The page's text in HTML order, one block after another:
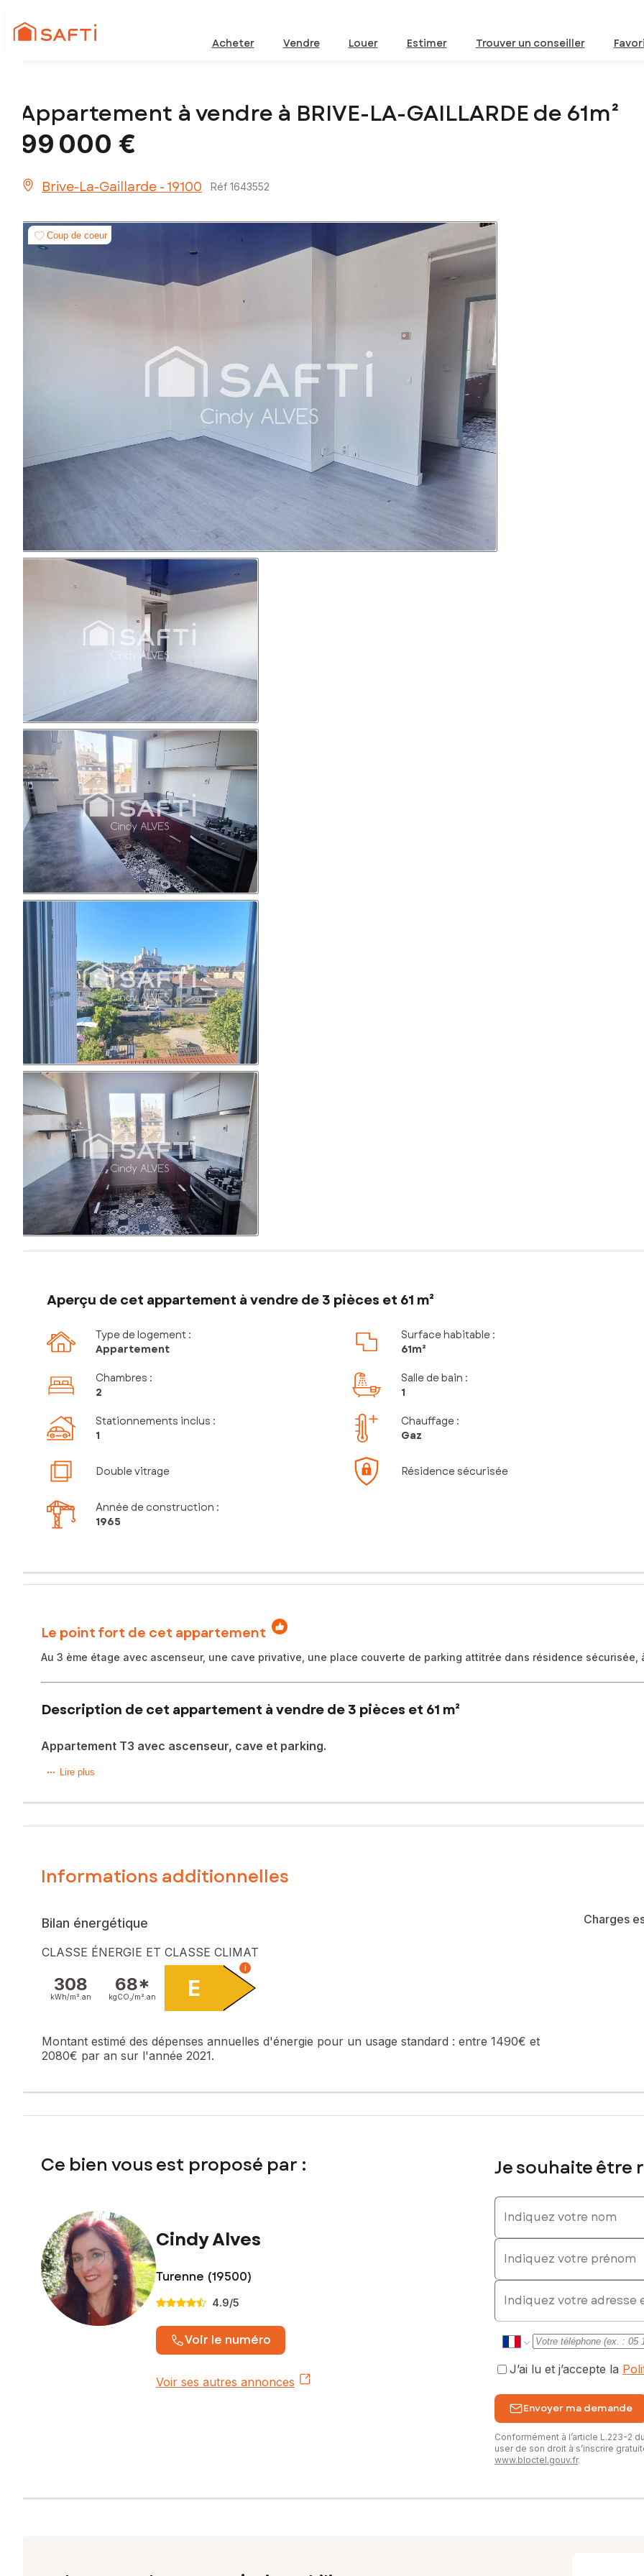
Acheter Vendre Louer Estimer Trouver un conseiller
Appartement à vendre à BRIVE-LA-GAILLARDE de 61m²
99 000 €
Brive-La-Gaillarde - 19100 Réf 1643552
Coup de coeur
Aperçu de cet appartement à vendre de 3 pièces et 61 m²
Type de logement :
Appartement
Surface habitable :
61m²
Chambres :
2
Salle de bain :
1
Stationnements inclus :
1
Chauffage :
Gaz
Double vitrage Résidence sécurisée
Année de construction :
1965
Le point fort de cet appartement
Au 3 ème étage avec ascenseur, une cave privative, une place couverte de parking attitrée dans résidence sécurisée,
Description de cet appartement à vendre de 3 pièces et 61 m²
Appartement T3 avec ascenseur, cave et parking.
Dans une résidence sécurisée des années 1965, au calme à deux pas des lycées Cabanis, Simone Veil, D'Arsonval et du
Les charges de copropriété s'élèvent à environ à 225 euros/mois incluant :
- l'eau froide
- l'eau chaude
- l'entretien des parties communes, des extérieurs, des poubelles
- le calcul des tantièmes pour la cave privative et l'emplacement du stationnement privatif.
Il ne reste plus qu'à ajouter votre abonnement EDF.
Rentabilité assurée pour un investissement locatif, ou peut convenir dans le cadre d'une première acquisition immobilière
Le bien comprend 3 lots, et il est situé dans une copropriété de 102 lots (les charges courantes annuelles moyennes de
Les informations sur les risques auxquels ce bien est exposé sont disponibles sur le site Géorisques : www.georisques.gouv.fr
Contactez votre conseiller SAFTI : Cindy ALVES, Tél. : 0623330933, E-mail : cindy.alves@safti.fr - EI - Agent commercial
Lire plus
Informations additionnelles
Bilan énergétique
CLASSE ÉNERGIE ET CLASSE CLIMAT
308
kWh/m². an
68*
kgCO₂/m². an E
i
Montant estimé des dépenses annuelles d'énergie pour un usage standard : entre 1490€ et
2080€ par an sur l'année 2021.
Charges
Ce bien vous est proposé par :
Cindy Alves
Turenne (19500)
4.9/5
Voir le numéro
Voir ses autres annonces
Je souhaite être
Indiquez votre nom
Indiquez votre prénom
E-mail
J’ai lu et j’accepte la
Envoyer ma demande
Conformément à l’article L.223-2
user de son droit à s’inscrire
www.bloctel.gouv.fr.